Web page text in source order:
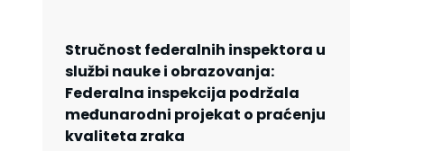
Stručnost federalnih inspektora u
službi nauke i obrazovanja:
Federalna inspekcija podržala
međunarodni projekat o praćenju
kvaliteta zraka